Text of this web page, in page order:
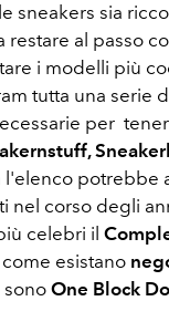
sneakers sia
al passo
i modelli più
tutta una serie
per
potrebbe
nel corso degli
celebri il
esistano
One Block